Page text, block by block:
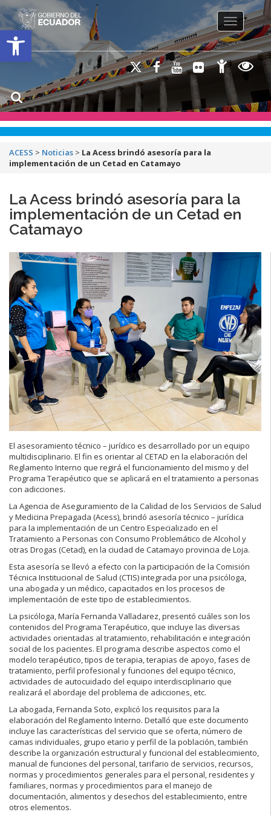
Open toolbar
Toggle
ACESS > Noticias > La Acess brindó asesoría para la
implementación de un Cetad en Catamayo
La Acess brindó asesoría para la
implementación de un Cetad en
Catamayo
El asesoramiento técnico – jurídico es desarrollado por un equipo
multidisciplinario. El fin es orientar al CETAD en la elaboración del
Reglamento Interno que regirá el funcionamiento del mismo y del
Programa Terapéutico que se aplicará en el tratamiento a personas
con adicciones.
La Agencia de Aseguramiento de la Calidad de los Servicios de Salud
y Medicina Prepagada (Acess), brindó asesoría técnico – jurídica
para la implementación de un Centro Especializado en el
Tratamiento a Personas con Consumo Problemático de Alcohol y
otras Drogas (Cetad), en la ciudad de Catamayo provincia de Loja.
Esta asesoría se llevó a efecto con la participación de la Comisión
Técnica Institucional de Salud (CTIS) integrada por una psicóloga,
una abogada y un médico, capacitados en los procesos de
implementación de este tipo de establecimientos.
La psicóloga, María Fernanda Valladarez, presentó cuáles son los
contenidos del Programa Terapéutico, que incluye las diversas
actividades orientadas al tratamiento, rehabilitación e integración
social de los pacientes. El programa describe aspectos como el
modelo terapéutico, tipos de terapia, terapias de apoyo, fases de
tratamiento, perfil profesional y funciones del equipo técnico,
actividades de autocuidado del equipo interdisciplinario que
realizará el abordaje del problema de adicciones, etc.
La abogada, Fernanda Soto, explicó los requisitos para la
elaboración del Reglamento Interno. Detalló que este documento
incluye las características del servicio que se oferta, número de
camas individuales, grupo etario y perfil de la población, también
describe la organización estructural y funcional del establecimiento,
manual de funciones del personal, tarifario de servicios, recursos,
normas y procedimientos generales para el personal, residentes y
familiares, normas y procedimientos para el manejo de
documentación, alimentos y desechos del establecimiento, entre
otros elementos.